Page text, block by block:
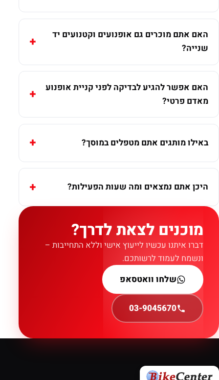
האם אתם מוכרים גם אופנועים וקטנועים יד
שנייה?
האם אפשר להגיע לבדיקה לפני קניית אופנוע
מאדם פרטי?
באילו מותגים אתם מטפלים במוסך?
היכן אתם נמצאים ומה שעות הפעילות?
מוכנים לצאת לדרך?
דברו איתנו עכשיו לייעוץ אישי וללא התחייבות –
ונשמח לעמוד לרשותכם.
שלחו וואטסאפ
03-9045670